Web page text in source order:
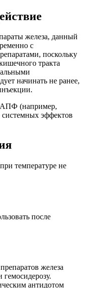
железа, данный
с
поскольку
тракта
начинать не ранее,
(например,
эффектов
температуре не
после
железа
гемосидерозу.
антидотом